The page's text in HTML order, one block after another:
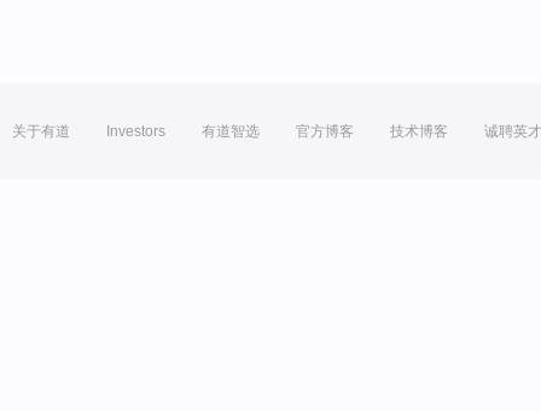
关于有道 Investors 有道智选 官方博客 技术博客 诚聘英才